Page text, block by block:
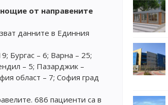
от направените
данните в Единния
Бургас – 6; Варна – 25;
– 5; Пазарджик –
област – 7; София град
686 пациенти са в